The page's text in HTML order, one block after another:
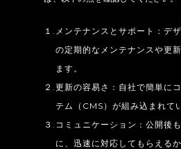
１.メンテナンスとサポート：デ
の定期的なメンテナンスや更
ます。
２.更新の容易さ：自社で簡単に
テム（CMS）が組み込まれて
３.コミュニケーション：公開後
に、迅速に対応してもらえる